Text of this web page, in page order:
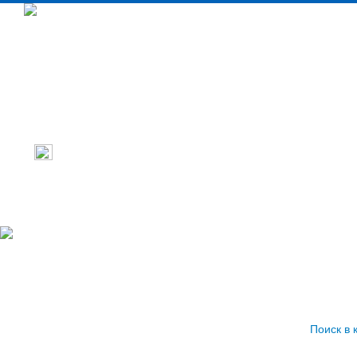
Поиск в